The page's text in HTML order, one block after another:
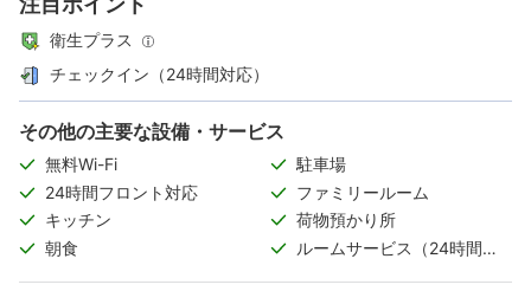
衛生プラス
チェックイン（24時間対応）
その他の主要な設備・サービス
無料Wi-Fi
駐車場
24時間フロント対応
ファミリールーム
キッチン
荷物預かり所
朝食
ルームサービス（24時間対